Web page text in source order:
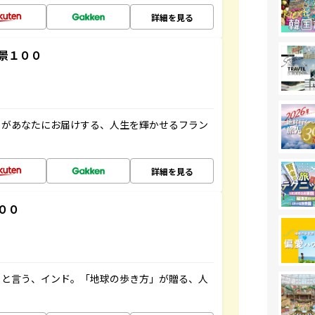
詳細を見る
１００
あなたにお届けする、人生を輝かせるフラン
詳細を見る
０
言う、インド。「地球の歩き方」が贈る、人